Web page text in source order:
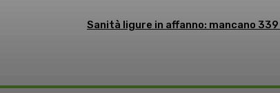
Sanità ligure in affanno: mancano